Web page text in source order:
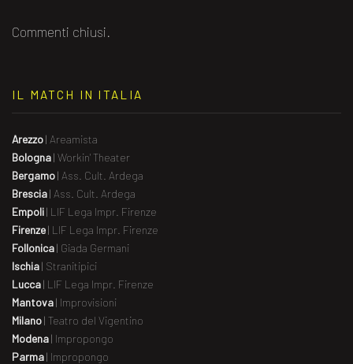
Commenti chiusi.
IL MATCH IN ITALIA
Arezzo| Areamista
Bologna| Workin' Theater
Bergamo| Ass. Cult. Ardega
Brescia| Ass. Cult. Ardega
Empoli| LIF Lega Impr. Firenze
Firenze| LIF Lega Impr. Firenze
Follonica| Giada Germani
Ischia| Stranitipici
Lucca| LIF Lega Impr. Firenze
Mantova| Improvisioni
Milano| Teatro del Vigentino
Modena| Impropongo
Parma| Impropongo